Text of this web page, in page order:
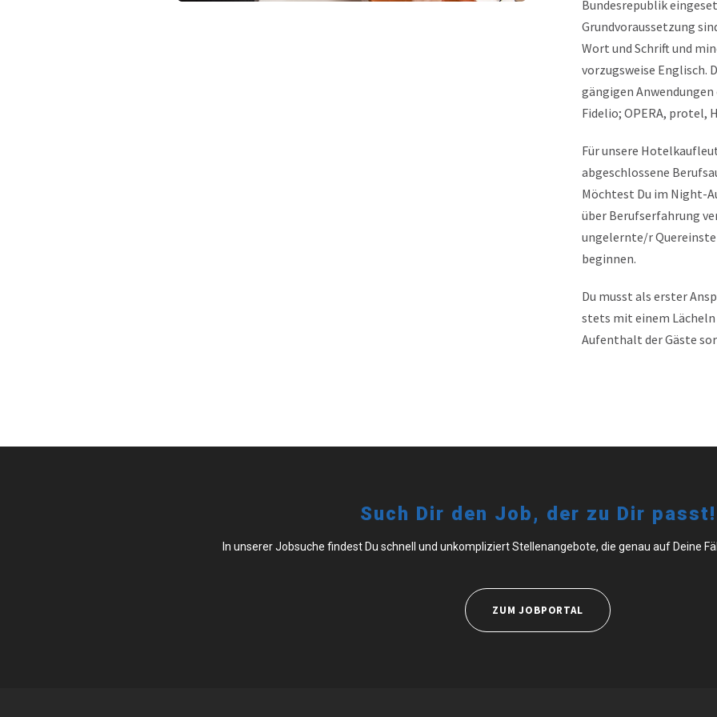
Bundesrepublik
Grundvoraussetzung
Wort und Schrift und
vorzugsweise Englisch.
gängigen
Fidelio; OPERA, protel,
Für unsere
abgeschlossene
Möchtest Du im Night-
über Berufserfahrung
ungelernte/r
beginnen.
Du musst als erster
stets mit einem
Aufenthalt der Gäste
Such Dir den Job, der zu Dir passt!
In unserer Jobsuche findest Du schnell und unkompliziert Stellenangebote, die genau auf Deine
ZUM JOBPORTAL